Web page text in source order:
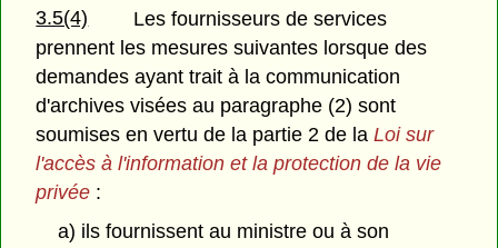
3.5(4)
Les fournisseurs de services
prennent les mesures suivantes lorsque des
demandes ayant trait à la communication
d'archives visées au paragraphe (2) sont
soumises en vertu de la partie 2 de laLoi sur
l'accès à l'information et la protection de la vie
privée :
a) ils fournissent au ministre ou à son